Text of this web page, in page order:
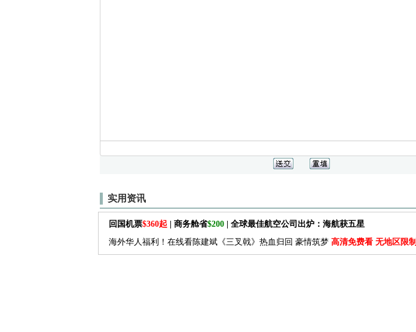
实用资讯
回国机票$360起 | 商务舱省$200| 全球最佳航空公司出炉：海航获五星
海外华人福利！在线看陈建斌《三叉戟》热血归回 豪情筑梦 高清免费看 无地区限制